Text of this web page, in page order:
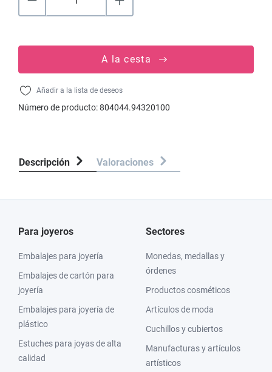
A la cesta
Añadir a la lista de deseos
Número de producto:804044.94320100
Descripción Valoraciones
Para joyeros
Embalajes para joyería
Embalajes de cartón para
joyería
Embalajes para joyería de
plástico
Estuches para joyas de alta
calidad
Sectores
Monedas, medallas y
órdenes
Productos cosméticos
Artículos de moda
Cuchillos y cubiertos
Manufacturas y artículos
artísticos